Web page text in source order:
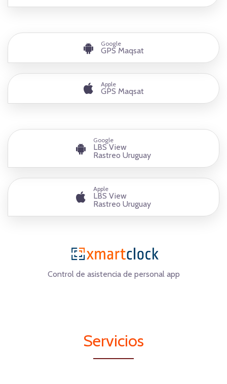
Google
GPS Maqsat
Apple
GPS Maqsat
Google
LBS View
Rastreo Uruguay
Apple
LBS View
Rastreo Uruguay
Control de asistencia de personal app
Servicios